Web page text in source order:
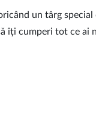
un târg special
îți cumperi tot ce